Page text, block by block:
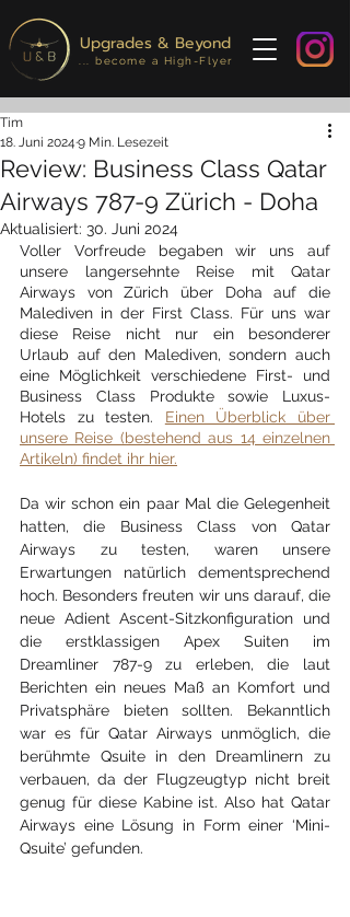
Upgrades & Beyond
... become a High-Flyer
Review: Business Class Qatar
Airways 787-9 Zürich - Doha
Tim
18. Juni 2024 9 Min. Lesezeit
Aktualisiert: 30. Juni 2024
Voller Vorfreude begaben wir uns auf
unsere langersehnte Reise mit Qatar
Airways von Zürich über Doha auf die
Malediven in der First Class. Für uns war
diese Reise nicht nur ein besonderer
Urlaub auf den Malediven, sondern auch
eine Möglichkeit verschiedene First- und
Business Class Produkte sowie Luxus-
Hotels zu testen. Einen Überblick über
unsere Reise (bestehend aus 14 einzelnen
Artikeln) findet ihr hier.
Da wir schon ein paar Mal die Gelegenheit
hatten, die Business Class von Qatar
Airways zu testen, waren unsere
Erwartungen natürlich dementsprechend
hoch. Besonders freuten wir uns darauf, die
neue Adient Ascent-Sitzkonfiguration und
die erstklassigen Apex Suiten im
Dreamliner 787-9 zu erleben, die laut
Berichten ein neues Maß an Komfort und
Privatsphäre bieten sollten. Bekanntlich
war es für Qatar Airways unmöglich, die
berühmte Qsuite in den Dreamlinern zu
verbauen, da der Flugzeugtyp nicht breit
genug für diese Kabine ist. Also hat Qatar
Airways eine Lösung in Form einer ‘Mini-
Qsuite’ gefunden.